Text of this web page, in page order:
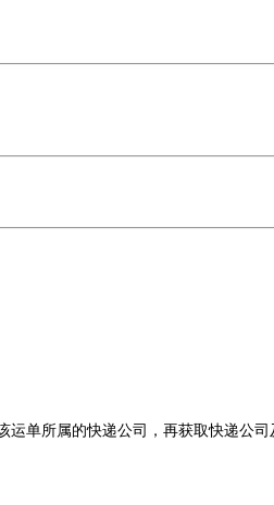
单所属的快递公司，再获取快递公司